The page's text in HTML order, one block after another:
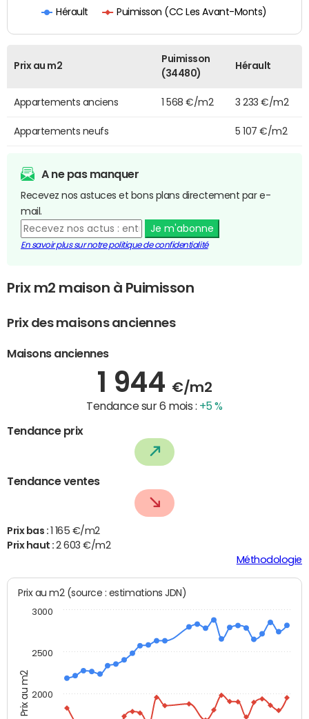
Hérault Puimisson (CC Les Avant-Monts)
Prix au m2
Puimisson
(34480)
Hérault
Appartements anciens 1 568 €/m2 3 233 €/m2
Appartements neufs 5 107 €/m2
A ne pas manquer
Recevez nos astuces et bons plans directement par e-
mail.
Je m'abonne
En savoir plus sur notre politique de confidentialité
Prix m2 maison à Puimisson
Prix des maisons anciennes
Maisons anciennes
1 944 €/m2
Tendance sur 6 mois : +5 %
Tendance prix
Tendance ventes
Prix bas :
1 165 €/m2
Prix haut :2 603 €/m2
Méthodologie
Prix au m2
Prix au m2 (source : estimations JDN)
2000
2500
3000